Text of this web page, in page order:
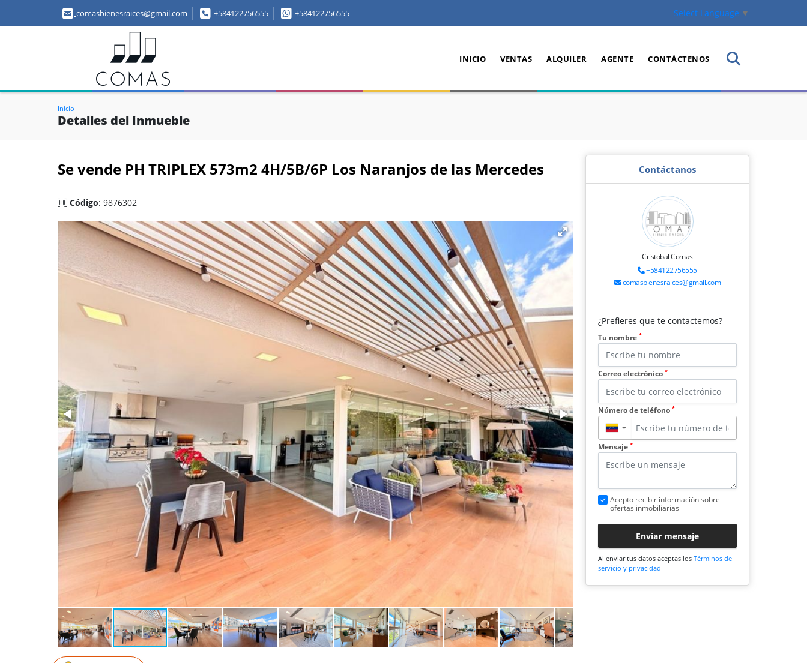
comasbienesraices@gmail.com +584122756555 +584122756555 Select Language ▼
INICIO VENTAS ALQUILER AGENTE CONTÁCTENOS
Inicio
Detalles del inmueble
Se vende PH TRIPLEX 573m2 4H/5B/6P Los Naranjos de las Mercedes
Código: 9876302
Contáctanos
Cristobal Comas
+584122756555
comasbienesraices@gmail.com
¿Prefieres que te contactemos?
Tu nombre *
Correo electrónico *
Número de teléfono *
▼
Mensaje *
Acepto recibir información sobre
ofertas inmobiliarias
Enviar mensaje
Al enviar tus datos aceptas los Términos de
servicio y privacidad